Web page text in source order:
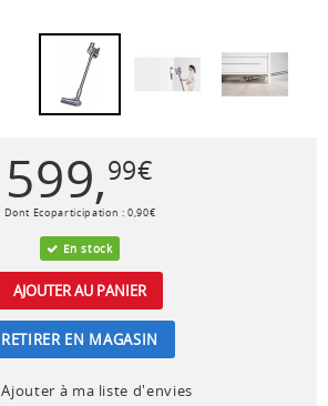
599,99€
Dont Ecoparticipation :0,90€
En stock
AJOUTER AU PANIER
RETIRER EN MAGASIN
Ajouter à ma liste d'envies